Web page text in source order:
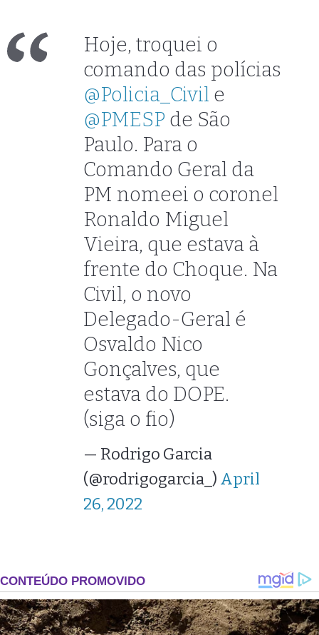
Hoje, troquei o
comando das polícias
@Policia_Civil e
@PMESP de São
Paulo. Para o
Comando Geral da
PM nomeei o coronel
Ronaldo Miguel
Vieira, que estava à
frente do Choque. Na
Civil, o novo
Delegado-Geral é
Osvaldo Nico
Gonçalves, que
estava do DOPE.
(siga o fio)
— Rodrigo Garcia
(@rodrigogarcia_) April
26, 2022